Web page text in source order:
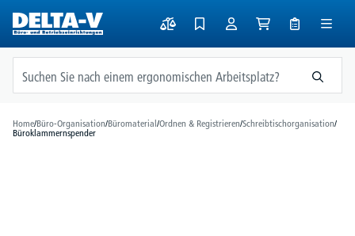
springen
Home/Büro-Organisation/Büromaterial/Ordnen & Registrieren/Schreibtischorganisation/
Büroklammernspender